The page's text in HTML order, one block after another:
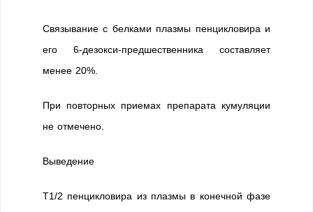
Связывание с белками плазмы пенцикловира и
его 6-дезокси-предшественника составляет
менее 20%.
При повторных приемах препарата кумуляции
не отмечено.
Выведение
T1/2 пенцикловира из плазмы в конечной фазе